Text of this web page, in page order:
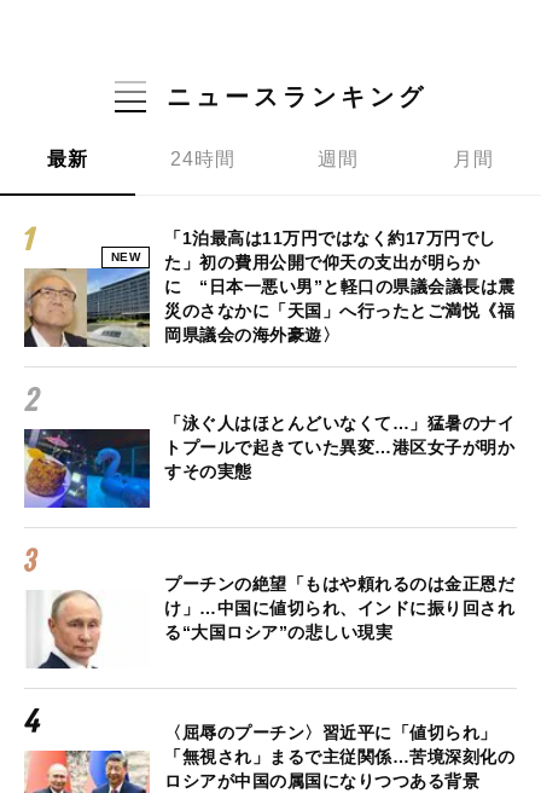
ニュースランキング
最新 24時間 週間 月間
NEW
「1泊最高は11万円ではなく約17万円でし
た」初の費用公開で仰天の支出が明らか
に “日本一悪い男”と軽口の県議会議長は震
災のさなかに「天国」へ行ったとご満悦《福
岡県議会の海外豪遊〉
「泳ぐ人はほとんどいなくて…」猛暑のナイ
トプールで起きていた異変…港区女子が明か
すその実態
プーチンの絶望「もはや頼れるのは金正恩だ
け」…中国に値切られ、インドに振り回され
る“大国ロシア”の悲しい現実
〈屈辱のプーチン〉習近平に「値切られ」
「無視され」まるで主従関係…苦境深刻化の
ロシアが中国の属国になりつつある背景